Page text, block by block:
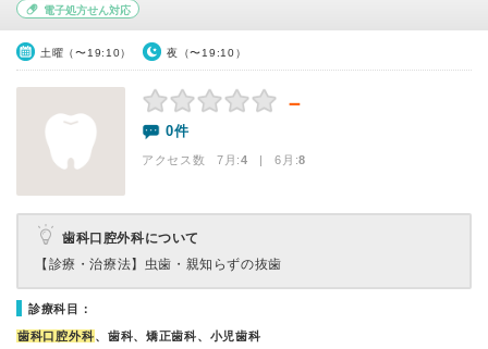
電子処方せん対応
土曜（〜19:10） 夜（〜19:10）
－
0件
アクセス数 7月:4 | 6月:8
歯科口腔外科について
【診療・治療法】 虫歯・親知らずの抜歯
診療科目：
歯科口腔外科、歯科、矯正歯科、小児歯科